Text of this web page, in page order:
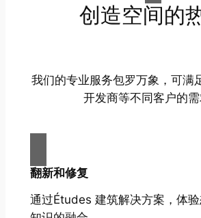
创造空间的
我们的专业服务包罗万象，可满
开发商等不同客户的需
翻新和修复
通过Études 建筑解决方案，体